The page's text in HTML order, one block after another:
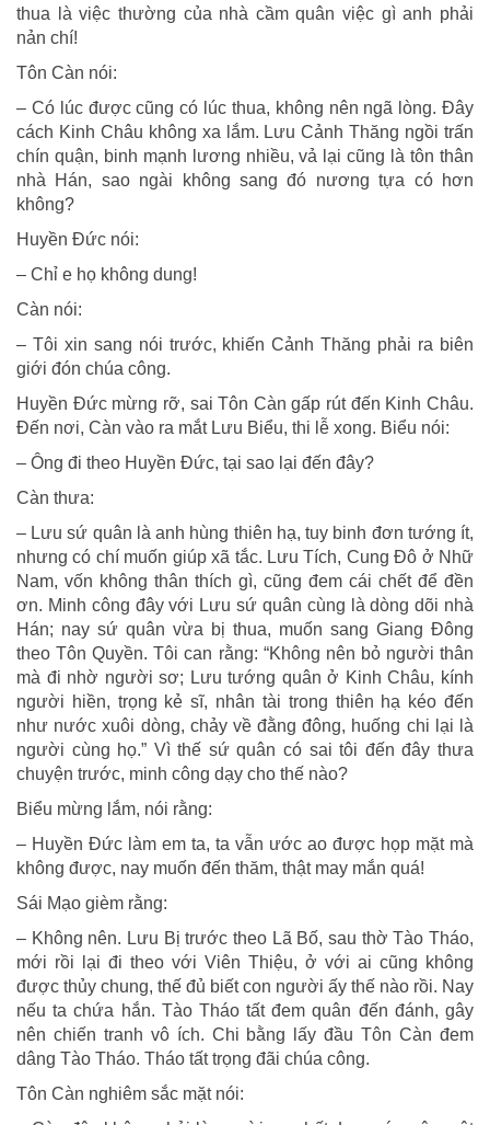
thua là việc thường của nhà cầm quân việc gì anh phải
nản chí!
Tôn Càn nói:
– Có lúc được cũng có lúc thua, không nên ngã lòng. Đây
cách Kinh Châu không xa lắm. Lưu Cảnh Thăng ngồi trấn
chín quận, binh mạnh lương nhiều, vả lại cũng là tôn thân
nhà Hán, sao ngài không sang đó nương tựa có hơn
không?
Huyền Đức nói:
– Chỉ e họ không dung!
Càn nói:
– Tôi xin sang nói trước, khiến Cảnh Thăng phải ra biên
giới đón chúa công.
Huyền Đức mừng rỡ, sai Tôn Càn gấp rút đến Kinh Châu.
Đến nơi, Càn vào ra mắt Lưu Biểu, thi lễ xong. Biểu nói:
– Ông đi theo Huyền Đức, tại sao lại đến đây?
Càn thưa:
– Lưu sứ quân là anh hùng thiên hạ, tuy binh đơn tướng ít,
nhưng có chí muốn giúp xã tắc. Lưu Tích, Cung Đô ở Nhữ
Nam, vốn không thân thích gì, cũng đem cái chết để đền
ơn. Minh công đây với Lưu sứ quân cùng là dòng dõi nhà
Hán; nay sứ quân vừa bị thua, muốn sang Giang Đông
theo Tôn Quyền. Tôi can rằng: “Không nên bỏ người thân
mà đi nhờ người sơ; Lưu tướng quân ở Kinh Châu, kính
người hiền, trọng kẻ sĩ, nhân tài trong thiên hạ kéo đến
như nước xuôi dòng, chảy về đằng đông, huống chi lại là
người cùng họ.” Vì thế sứ quân có sai tôi đến đây thưa
chuyện trước, minh công dạy cho thế nào?
Biểu mừng lắm, nói rằng:
– Huyền Đức làm em ta, ta vẫn ước ao được họp mặt mà
không được, nay muốn đến thăm, thật may mắn quá!
Sái Mạo gièm rằng:
– Không nên. Lưu Bị trước theo Lã Bố, sau thờ Tào Tháo,
mới rồi lại đi theo với Viên Thiệu, ở với ai cũng không
được thủy chung, thế đủ biết con người ấy thế nào rồi. Nay
nếu ta chứa hắn. Tào Tháo tất đem quân đến đánh, gây
nên chiến tranh vô ích. Chi bằng lấy đầu Tôn Càn đem
dâng Tào Tháo. Tháo tất trọng đãi chúa công.
Tôn Càn nghiêm sắc mặt nói: